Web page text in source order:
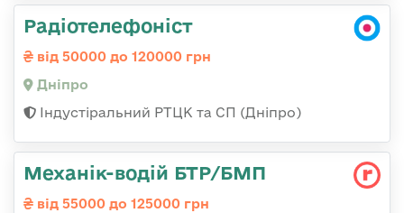
Радіотелефоніст
від 50000 до 120000 грн
Дніпро
Індустіральний РТЦК та СП (Дніпро)
Механік-водій БТР/БМП
від 55000 до 125000 грн